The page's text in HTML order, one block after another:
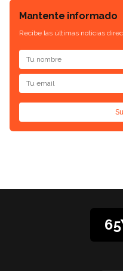
Mantente informado
Recibe las últimas noticias